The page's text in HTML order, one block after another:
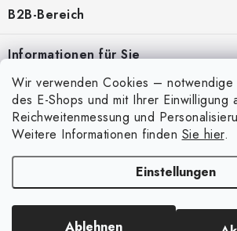
Wir verwenden Cookies –
des E-Shops und mit Ihrer Einwilligung
Reichweitenmessung und
Weitere Informationen finden Sie hier.
Einstellungen
Ablehnen
ß
z
e
B2B-Bereich
Geschäftspartner, die Bereitstellung
Service
ANMELDUNG
Informationen für Sie
Über uns
Meine Bestellung
Bedingungen und Konditionen
Mein Konto
Anmelden
Registrierung
Bestellhistorie
. Alle